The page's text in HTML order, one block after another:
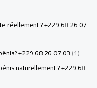
réellement ? +229 68 26 07
+229 68 26 07 03(1)
naturellement ? +229 68